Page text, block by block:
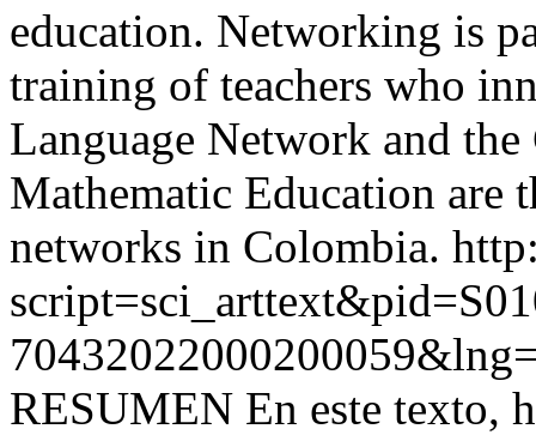
education. Networking is
training of teachers who
Language Network and
Mathematic Education are
networks in Colombia.
RESUMEN En este texto,